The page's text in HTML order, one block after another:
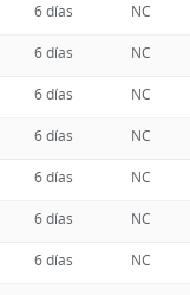
6 días NC
6 días NC
6 días NC
6 días NC
6 días NC
6 días NC
6 días NC